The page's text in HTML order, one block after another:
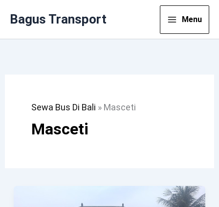
Bagus Transport Menu
Sewa Bus Di Bali » Masceti
Masceti